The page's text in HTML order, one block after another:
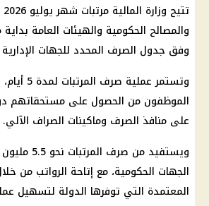
تتيح وزارة المالية مرتبات شهر يوليو 2026
وفق جدول الصرف المحدد للجهات الإدارية
وتستمر عملية صرف المرتبات
لمدة
الموظفون من الحصول على
على منافذ الصرف وماكينات الصراف الآلي.
ويستفيد من صرف المرتبات نحو 5.5 مليون موظف بمختلف
الجهات الحكومية، مع إتاحة الرواتب من
المعتمدة التي توفرها الدولة لتسهيل